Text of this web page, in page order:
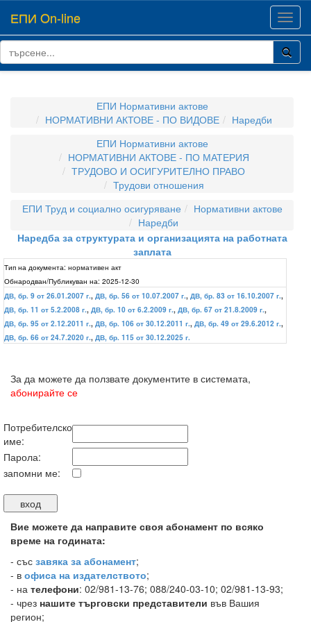
ЕПИ On-line
ЕПИ Нормативни актове
НОРМАТИВНИ АКТОВЕ - ПО ВИДОВЕ
Наредби
ЕПИ Нормативни актове
НОРМАТИВНИ АКТОВЕ - ПО МАТЕРИЯ
ТРУДОВО И ОСИГУРИТЕЛНО ПРАВО
Трудови отношения
ЕПИ Труд и социално осигуряване
Нормативни актове
Наредби
Наредба за структурата и организацията на работната
заплата
Тип на документа: нормативен акт
Обнародван/Публикуван на: 2025-12-30
ДВ, бр. 9 от 26.01.2007 г., ДВ, бр. 56 от 10.07.2007 г., ДВ, бр. 83 от 16.10.2007 г.,
ДВ, бр. 11 от 5.2.2008 г., ДВ, бр. 10 от 6.2.2009 г., ДВ, бр. 67 от 21.8.2009 г.,
ДВ, бр. 95 от 2.12.2011 г., ДВ, бр. 106 от 30.12.2011 г., ДВ, бр. 49 от 29.6.2012 г.,
ДВ, бр. 66 от 24.7.2020 г., ДВ, бр. 115 от 30.12.2025 г.
За да можете да ползвате документите в системата,
абонирайте се
Потребителско
име:
Парола:
запомни ме:
Вие можете да направите своя абонамент по всяко
време на годината:
- със завяка за абонамент;
- в офиса на издателството;
- на телефони: 02/981-13-76; 088/240-03-10; 02/981-13-93;
- чрез нашите търговски представители във Вашия
регион;